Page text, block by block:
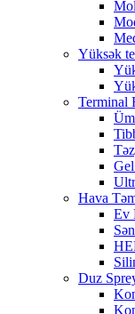
Yüksək
Terminal
Gel
Hava
Ev
Duz